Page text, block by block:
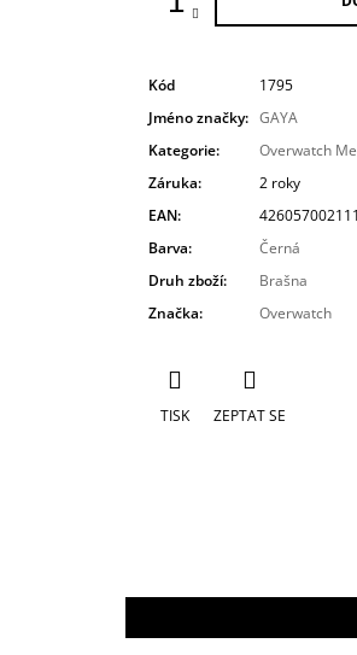
Kód
1795
Jméno značky: GAYA
Kategorie:
Overwatch
Záruka:
2 roky
EAN:
Barva:
Černá
Druh zboží:
Brašna
Značka: Overwatch
TISK ZEPTAT SE